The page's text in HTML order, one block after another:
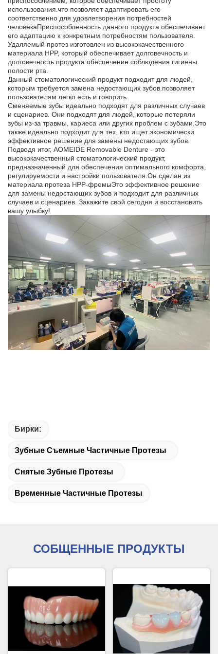
использования.что позволяет адаптировать его
соответственно для удовлетворения потребностей
человекаПриспособленность данного продукта обеспечивает
его адаптацию к конкретным потребностям пользователя.
Удаляемый протез изготовлен из высококачественного
материала HPP, который обеспечивает долговечность и
долговечность продукта.обеспечение соблюдения гигиены
полости рта.
Данный стоматологический продукт подходит для людей,
которым требуется замена недостающих зубов.позволяет
пользователям легко есть и говорить.
Сменяемые зубы идеально подходят для различных случаев
и сценариев. Они подходят для людей, которые потеряли
зубы из-за травмы, кариеса или других проблем с зубами.Это
также идеально подходит для тех, кто ищет экономически
эффективное решение для замены недостающих зубов.
Подводя итог, AOMEIDE Removable Denture - это
высококачественный стоматологический продукт,
предназначенный для обеспечения оптимального комфорта,
регулируемости и настройки пользователя.Он сделан из
материала протеза HPP-фремыЭто эффективное решение
для замены недостающих зубов и подходит для различных
случаев и сценариев. Закажите свой сегодня и восстановить
вашу улыбку!
Бирки:
Зубные Съемные Частичные Протезы
Снятые Зубные Протезы
Временные Частичные Протезы
СОБЩЕННЫЕ ПРОДУКТЫ